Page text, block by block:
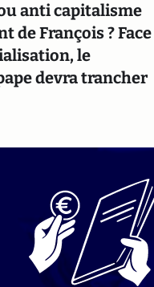
anti capitalisme
de François ? Face
le
devra trancher